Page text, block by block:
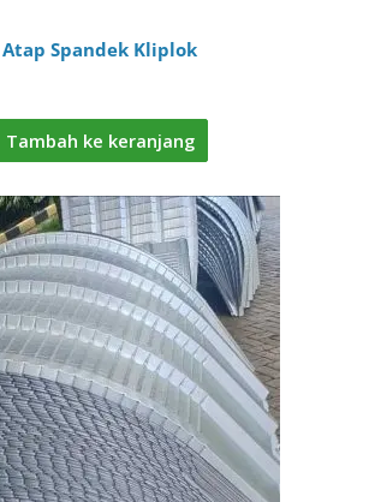
Atap Spandek Kliplok
Tambah ke keranjang